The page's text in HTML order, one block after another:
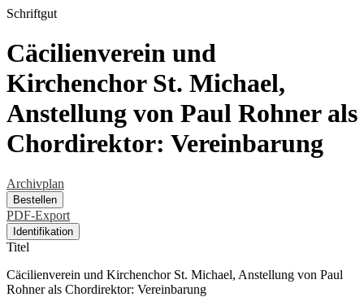
Schriftgut
Cäcilienverein und
Kirchenchor St. Michael,
Anstellung von Paul Rohner als
Chordirektor: Vereinbarung
Archivplan
Bestellen
PDF-Export
Identifikation
Titel
Cäcilienverein und Kirchenchor St. Michael, Anstellung von Paul
Rohner als Chordirektor: Vereinbarung